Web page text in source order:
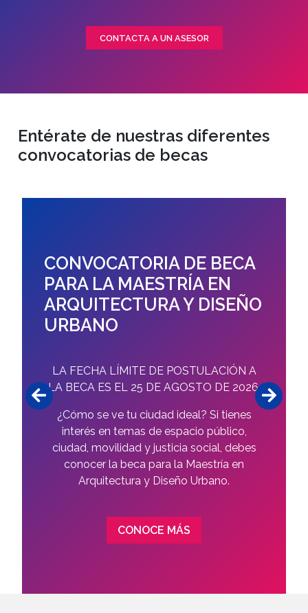
CONTACTA A UN ASESOR
Entérate de nuestras diferentes
convocatorias de becas
CONVOCATORIA DE BECA
PARA LA MAESTRÍA EN
ARQUITECTURA Y DISEÑO
URBANO
LA FECHA LÍMITE DE POSTULACIÓN A
LA BECA ES EL 25 DE AGOSTO DE 2026.
¿Cómo se ve tu ciudad ideal? Si tienes
interés en temas de espacio público,
ciudad, movilidad y justicia social, debes
conocer la beca para la Maestría en
Arquitectura y Diseño Urbano.
CONOCE MÁS